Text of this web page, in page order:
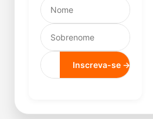
Inscreva-se →